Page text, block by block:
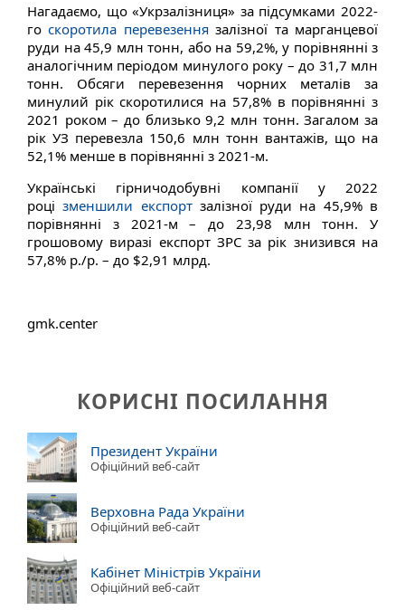
Нагадаємо, що «Укрзалізниця» за підсумками 2022-
госкоротила перевезеннязалізної та марганцевої
руди на 45,9 млн тонн, або на 59,2%, у порівнянні з
аналогічним періодом минулого року – до 31,7 млн
тонн. Обсяги перевезення чорних металів за
минулий рік скоротилися на 57,8% в порівнянні з
2021 роком – до близько 9,2 млн тонн. Загалом за
рік УЗ перевезла 150,6 млн тонн вантажів, що на
52,1% менше в порівнянні з 2021-м.
Українські гірничодобувні компанії у 2022
роцізменшили експортзалізної руди на 45,9% в
порівнянні з 2021-м – до 23,98 млн тонн. У
грошовому виразі експорт ЗРС за рік знизився на
57,8% р./р. – до $2,91 млрд.
gmk.center
КОРИСНІ ПОСИЛАННЯ
Президент України
Офіційний веб-сайт
Верховна Рада України
Офіційний веб-сайт
Кабінет Міністрів України
Офіційний веб-сайт